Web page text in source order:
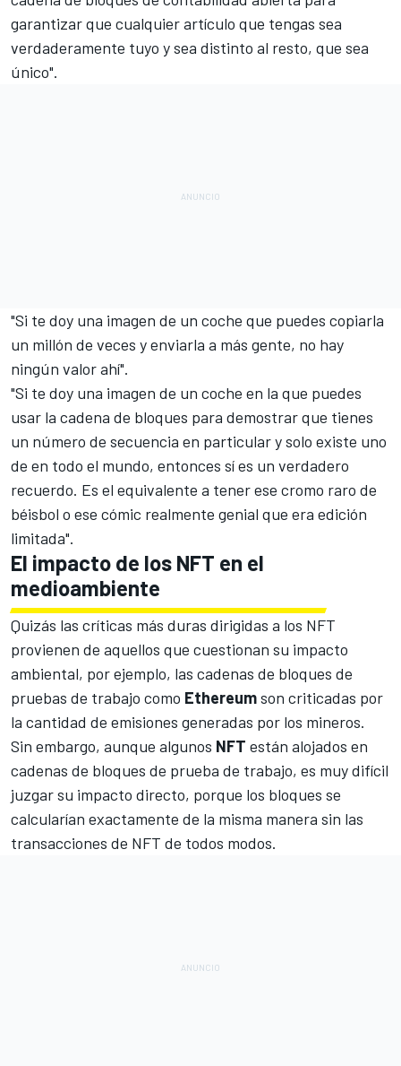
garantizar que cualquier artículo que tengas sea
verdaderamente tuyo y sea distinto al resto, que sea
único".
"Si te doy una imagen de un coche que puedes copiarla
un millón de veces y enviarla a más gente, no hay
ningún valor ahí".
"Si te doy una imagen de un coche en la que puedes
usar la cadena de bloques para demostrar que tienes
un número de secuencia en particular y solo existe uno
de en todo el mundo, entonces sí es un verdadero
recuerdo. Es el equivalente a tener ese cromo raro de
béisbol o ese cómic realmente genial que era edición
limitada".
El impacto de los NFT en el
medioambiente
Quizás las críticas más duras dirigidas a los NFT
provienen de aquellos que cuestionan su impacto
ambiental, por ejemplo, las cadenas de bloques de
pruebas de trabajo como Ethereumson criticadas por
la cantidad de emisiones generadas por los mineros.
Sin embargo, aunque algunos NFT están alojados en
cadenas de bloques de prueba de trabajo, es muy difícil
juzgar su impacto directo, porque los bloques se
calcularían exactamente de la misma manera sin las
transacciones de NFT de todos modos.